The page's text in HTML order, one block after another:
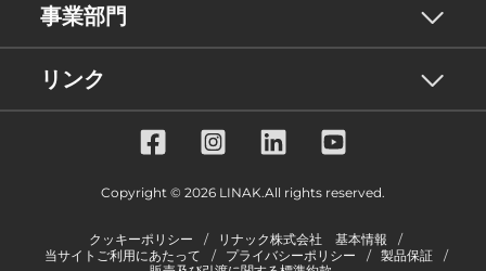
事業部門
リンク
Copyright © 2026 LINAK.All rights reserved.
クッキーポリシー
リナック株式会社 基本情報
当サイトご利用にあたって
プライバシーポリシー
製品保証